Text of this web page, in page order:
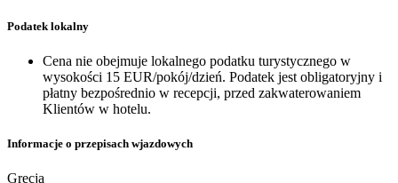
Podatek lokalny
Cena nie obejmuje lokalnego podatku turystycznego w
wysokości 15 EUR/pokój/dzień. Podatek jest obligatoryjny i
płatny bezpośrednio w recepcji, przed zakwaterowaniem
Klientów w hotelu.
Informacje o przepisach wjazdowych
Grecja